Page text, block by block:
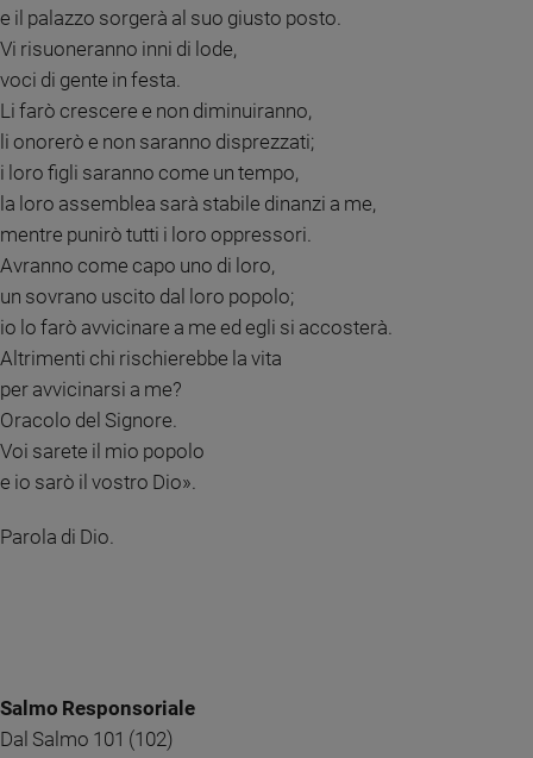
Cultura
e
spettacoli
Sanremo
2026
Cinema,
streaming
Libri
Musica
Arte
Famiglia
educazione
e
e il palazzo sorgerà al suo giusto posto.
Vi risuoneranno inni di lode,
voci di gente in festa.
Li farò crescere e non diminuiranno,
li onorerò e non saranno disprezzati;
i loro figli saranno come un tempo,
la loro assemblea sarà stabile dinanzi a me,
mentre punirò tutti i loro oppressori.
Avranno come capo uno di loro,
un sovrano uscito dal loro popolo;
io lo farò avvicinare a me ed egli si accosterà.
Altrimenti chi rischierebbe la vita
per avvicinarsi a me?
Oracolo del Signore.
Voi sarete il mio popolo
e io sarò il vostro Dio».
Parola di Dio.
Salmo Responsoriale
Dal Salmo 101 (102)